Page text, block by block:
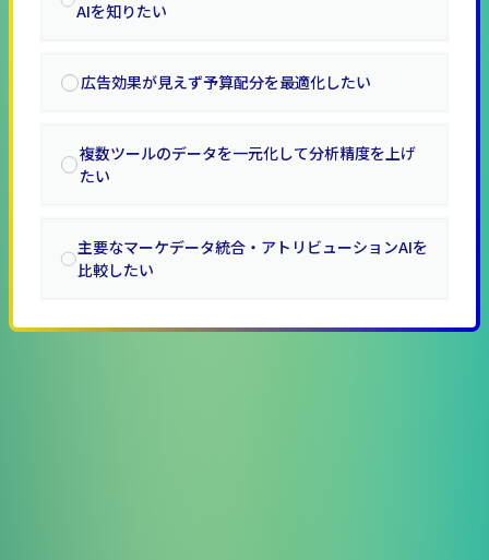
AIを知りたい
広告効果が見えず予算配分を最適化したい
複数ツールのデータを一元化して分析精度を上げ
たい
主要なマーケデータ統合・アトリビューションAIを
比較したい